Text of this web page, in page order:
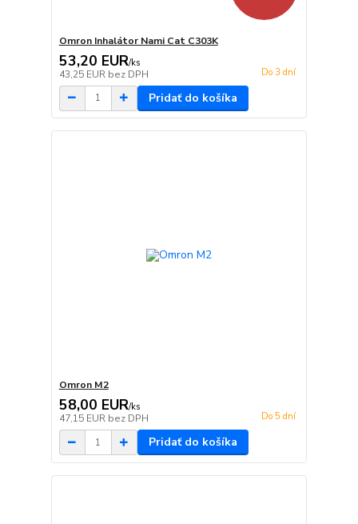
Omron Inhalátor Nami Cat C303K
53,20 EUR/ks
43,25 EUR bez DPH Do 3 dní
Pridať do košíka
Omron M2
58,00 EUR/ks
47,15 EUR bez DPH Do 5 dní
Pridať do košíka